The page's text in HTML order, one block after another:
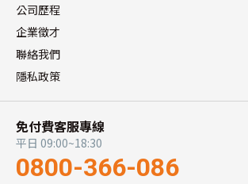
公司歷程
企業徵才
聯絡我們
隱私政策
免付費客服專線
平日 09:00~18:30
0800-366-086